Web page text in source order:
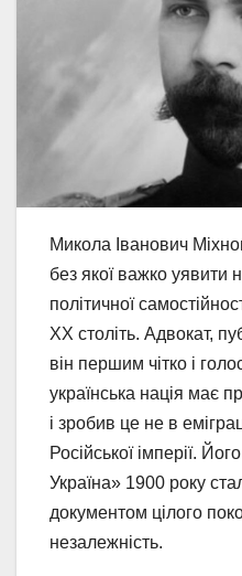
Микола Іванович
без якої важко уявити
політичної
XX століть. Адвокат,
він першим чітко і
українська нація має
і зробив це не в
Російської імперії.
Україна» 1900 року
документом цілого
незалежність.